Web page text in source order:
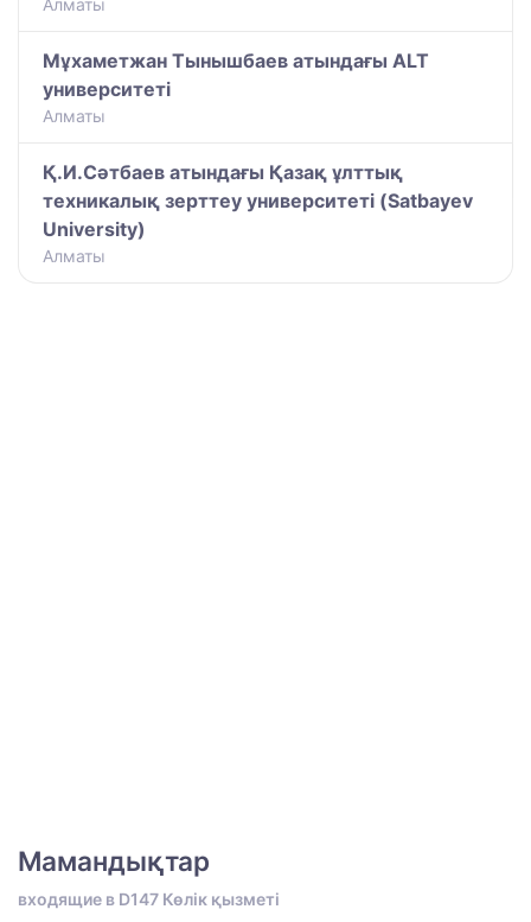
Алматы
Мұхаметжан Тынышбаев атындағы ALT
университеті
Алматы
Қ.И.Сәтбаев атындағы Қазақ ұлттық
техникалық зерттеу университеті (Satbayev
University)
Алматы
Мамандықтар
входящие в D147 Көлік қызметі